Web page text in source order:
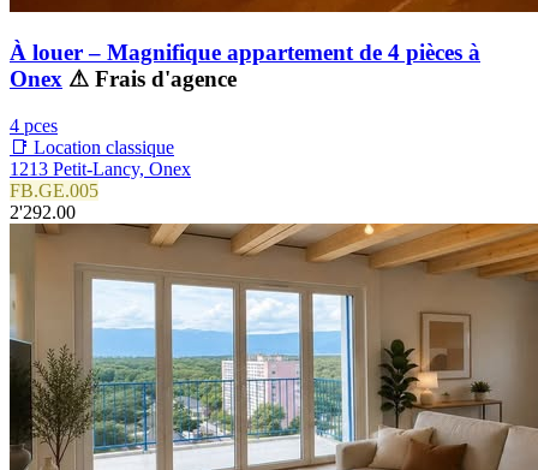
À louer – Magnifique appartement de 4 pièces à
Onex ⚠ Frais d'agence
4 pces
📑 Location classique
1213 Petit-Lancy, Onex
FB.GE.005
2'292.00